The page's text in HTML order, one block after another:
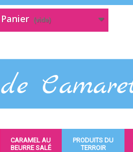
Panier (vide)
CARAMEL AU
BEURRE SALÉ
PRODUITS DU
TERROIR